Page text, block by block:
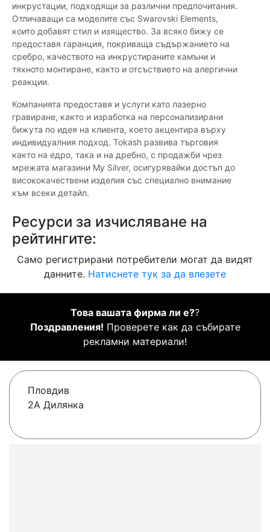
инкрустации, подходящи за различни предпочитания.
Отличаващи са моделите със Swarovski Elements,
които добавят стил и изящество. За всяко бижу се
предоставя гаранция, покриваща съдържанието на
сребро, качеството на инкрустираните камъни и
тяхното монтиране, както и отсъствието на алергични
реакции.
Компанията предоставя и услуги като лазерно
гравиране, както и изработка на персонализирани
бижута по идея на клиента, което акцентира върху
индивидуалния подход. Tokash развива търговия
както на едро, така и на дребно, с продажби чрез
мрежата магазини My Silver, осигурявайки достъп до
висококачествени изделия със специално внимание
към всеки детайл.
Ресурси за изчисляване на
рейтингите:
Само регистрирани потребители могат да видят
данните. Натиснете тук за да влезете
Това вашата фирма ли е??
Поздравления! Проверете как да събирате
рекламни материали!
Пловдив
2А Дилянка